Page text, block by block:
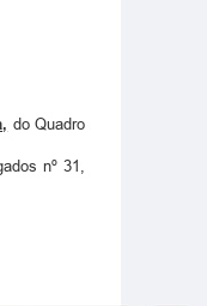
do Quadro
nº 31,